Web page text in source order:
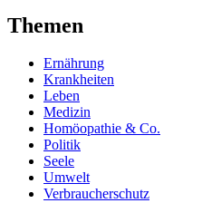
Themen
Ernährung
Krankheiten
Leben
Medizin
Homöopathie & Co.
Politik
Seele
Umwelt
Verbraucherschutz